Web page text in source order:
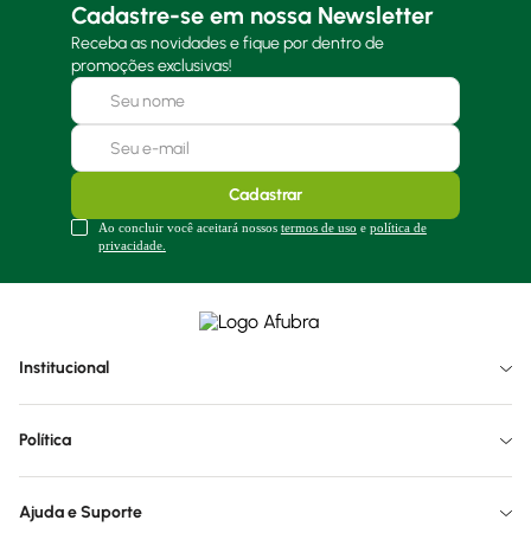
Cadastre-se em nossa Newsletter
Receba as novidades e fique por dentro de
promoções exclusivas!
Cadastrar
Ao concluir você aceitará nossos termos de uso e política de
privacidade.
Institucional
Política
Ajuda e Suporte